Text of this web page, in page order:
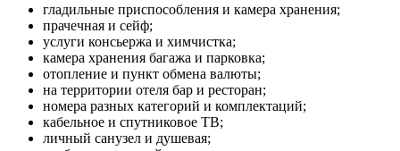
гладильные приспособления и камера хранения;
прачечная и сейф;
услуги консьержа и химчистка;
камера хранения багажа и парковка;
отопление и пункт обмена валюты;
на территории отеля бар и ресторан;
номера разных категорий и комплектаций;
кабельное и спутниковое ТВ;
личный санузел и душевая;